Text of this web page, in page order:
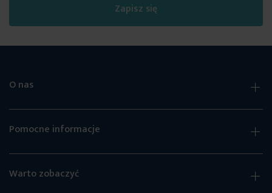
Zapisz się
O nas
Pomocne informacje
Warto zobaczyć